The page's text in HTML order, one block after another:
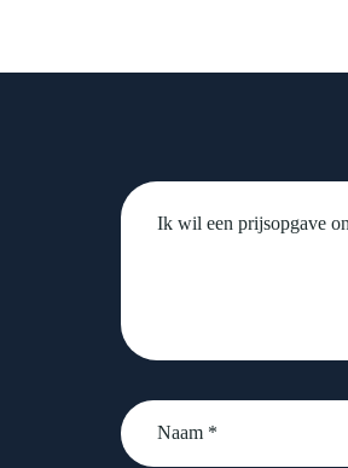
Untitled
Naam
*